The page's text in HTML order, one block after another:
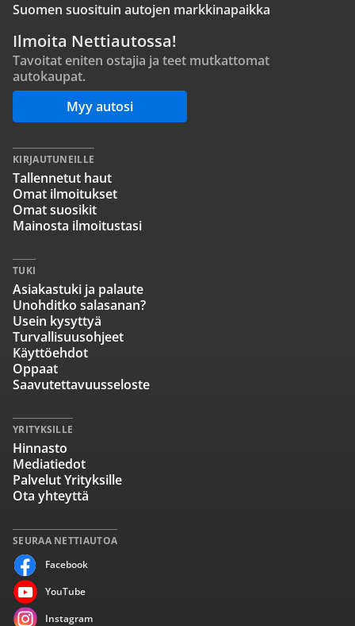
Suomen suosituin autojen markkinapaikka
Ilmoita Nettiautossa!
Tavoitat eniten ostajia ja teet mutkattomat
autokaupat.
Myy autosi
SEURAA NETTIAUTOA
Facebook
YouTube
Instagram
KIRJAUTUNEILLE
Tallennetut haut
Omat ilmoitukset
Omat suosikit
Mainosta ilmoitustasi
TUKI
Asiakastuki ja palaute
Unohditko salasanan?
Usein kysyttyä
Turvallisuusohjeet
Käyttöehdot
Oppaat
Saavutettavuusseloste
YRITYKSILLE
Hinnasto
Mediatiedot
Palvelut Yrityksille
Ota yhteyttä